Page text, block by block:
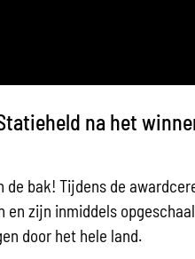
na het
bak! Tijdens de
zijn inmiddels
door het hele land.